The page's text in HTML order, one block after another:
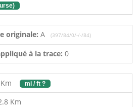
originale: A (397/84/0/-/-/84)
à la trace: 0
Km mi / ft ?
Km